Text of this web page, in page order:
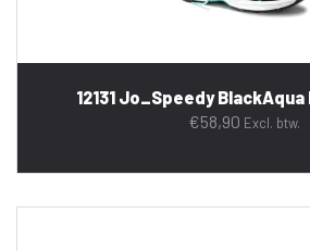
12131 Jo_Speedy BlackAqua
€58,90 Excl. btw.